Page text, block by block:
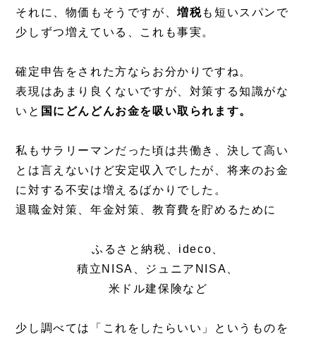
それに、物価もそうですが、増税も短いスパンで
少しずつ増えている、これも事実。
確定申告をされた方ならお分かりですね。
表現はあまり良くないですが、対策する知識がな
いと 国にどんどんお金を吸い取られます。
私もサラリーマンだった頃は共働き、決して高い
とは言えないけど安定収入でしたが、将来のお金
に対する不安は増えるばかりでした。
退職金対策、年金対策、教育費を貯めるために
ふるさと納税、ideco、
積立NISA、ジュニアNISA、
米ドル建保険など
少し調べては「これをしたらいい」というものを